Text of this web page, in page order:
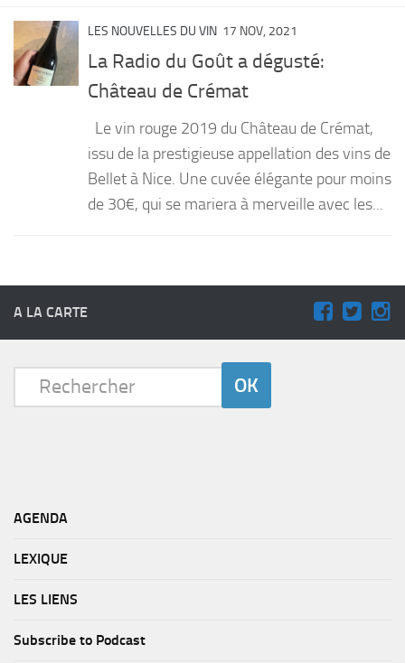
PORTRAITS
LIVRES
LES NOUVELLES DU VIN 17 NOV, 2021
La Radio du Goût a dégusté:
Château de Crémat
Le vin rouge 2019 du Château de Crémat,
issu de la prestigieuse appellation des vins de
Bellet à Nice. Une cuvée élégante pour moins
de 30€, qui se mariera à merveille avec les...
A LA CARTE
AGENDA
LEXIQUE
LES LIENS
Subscribe to Podcast